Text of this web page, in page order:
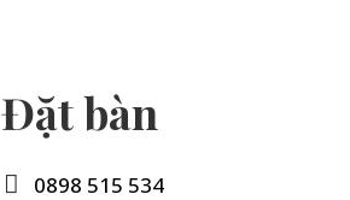
Đặt bàn
0898 515 534